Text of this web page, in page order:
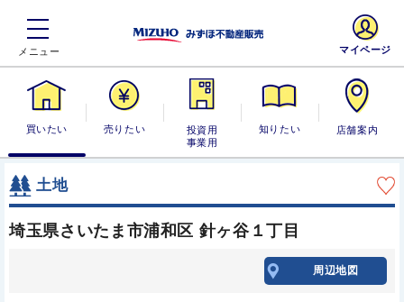
買いたい 売りたい
投資用・事業
用
知りたい 店舗案内
マイページ
土地
埼玉県さいたま市浦和区 針ヶ谷１丁目
周辺地図